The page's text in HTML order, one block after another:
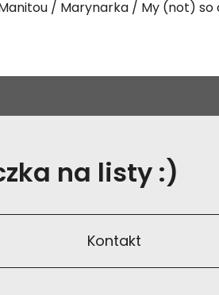
Marynarka My (not) so
na listy :)
Kontakt